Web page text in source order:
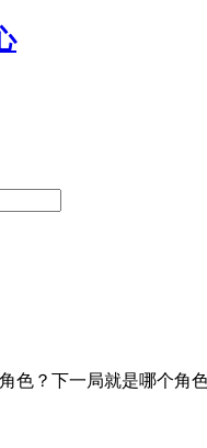
色？下一局就是哪个角色